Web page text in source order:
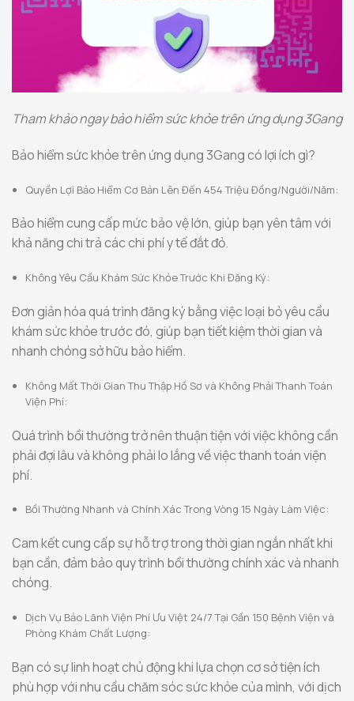
Tham khảo ngay bảo hiểm sức khỏe trên ứng dụng 3Gang
Bảo hiểm sức khỏe trên ứng dụng 3Gang có lợi ích gì?
Quyền Lợi Bảo Hiểm Cơ Bản Lên Đến 454 Triệu Đồng/Người/Năm:
Bảo hiểm cung cấp mức bảo vệ lớn, giúp bạn yên tâm với
khả năng chi trả các chi phí y tế đắt đỏ.
Không Yêu Cầu Khám Sức Khỏe Trước Khi Đăng Ký:
Đơn giản hóa quá trình đăng ký bằng việc loại bỏ yêu cầu
khám sức khỏe trước đó, giúp bạn tiết kiệm thời gian và
nhanh chóng sở hữu bảo hiểm.
Không Mất Thời Gian Thu Thập Hồ Sơ và Không Phải Thanh Toán
Viện Phí:
Quá trình bồi thường trở nên thuận tiện với việc không cần
phải đợi lâu và không phải lo lắng về việc thanh toán viện
phí.
Bồi Thường Nhanh và Chính Xác Trong Vòng 15 Ngày Làm Việc:
Cam kết cung cấp sự hỗ trợ trong thời gian ngắn nhất khi
bạn cần, đảm bảo quy trình bồi thường chính xác và nhanh
chóng.
Dịch Vụ Bảo Lãnh Viện Phí Ưu Việt 24/7 Tại Gần 150 Bệnh Viện và
Phòng Khám Chất Lượng:
Bạn có sự linh hoạt chủ động khi lựa chọn cơ sở tiện ích
phù hợp với nhu cầu chăm sóc sức khỏe của mình, với dịch